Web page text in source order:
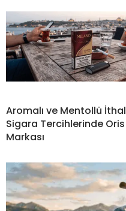
Aromalı ve Mentollü İthal
Sigara Tercihlerinde Oris
Markası